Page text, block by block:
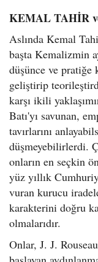
KEMAL TAHİR
Aslında Kemal
başta Kemalizmin
düşünce ve pratiğe
geliştirip
karşı ikili
Batı'yı savunan,
tavırlarını
düşmeyebilirlerdi.
onların en seçkin
yüz yıllık
vuran kurucu
karakterini doğru
olmalarıdır.
Onlar, J. J.